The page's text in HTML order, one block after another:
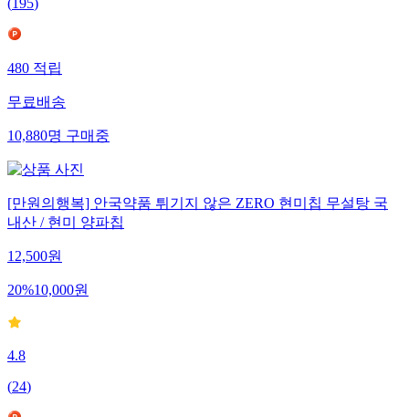
(195)
480적립
무료배송
10,880명구매중
[만원의행복] 안국약품 튀기지 않은 ZERO 현미칩 무설탕 국
내산 / 현미 양파칩
12,500원
20%10,000원
4.8
(24)